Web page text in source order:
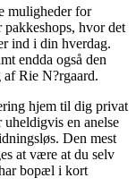
muligheder for
pakkeshops, hvor det
ind i din hverdag.
endda også den
Rie N?rgaard.
hjem til dig privat
en anelse
Den mest
at være at du selv
bopæl i kort